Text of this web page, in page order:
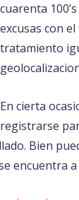
cuarenta
excusas con
tratamiento
En cierta
registrarse
Bien
encuentra